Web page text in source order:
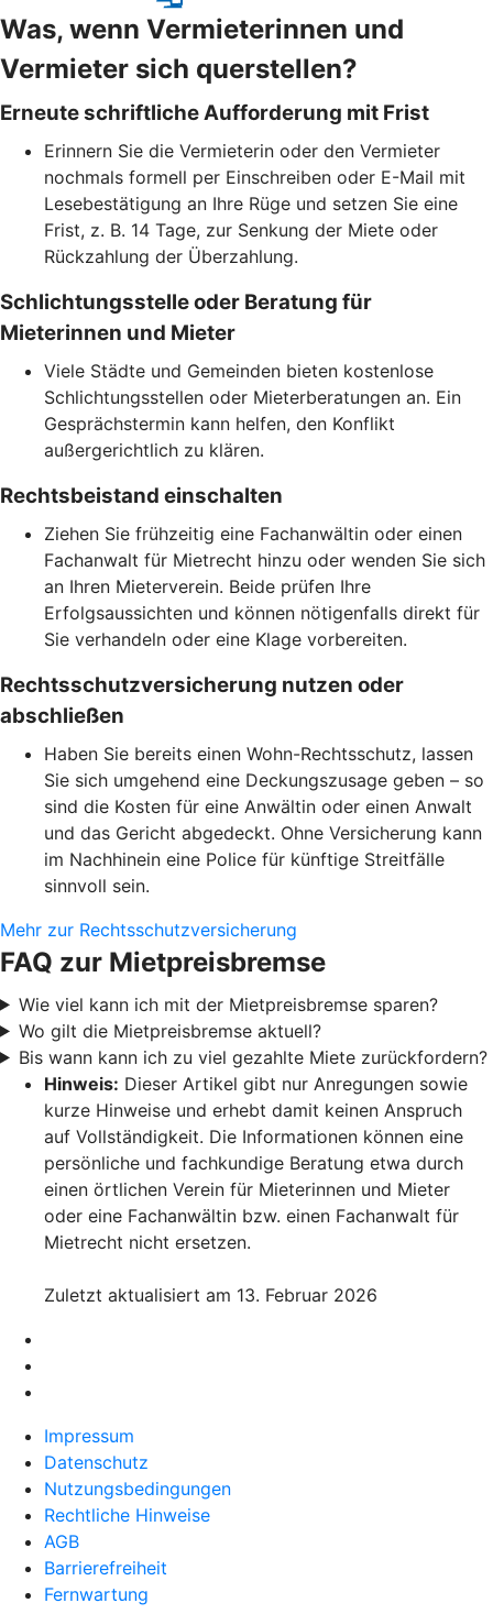
Was, wenn Vermieterinnen und
Vermieter sich querstellen?
Erneute schriftliche Aufforderung mit Frist
Erinnern Sie die Vermieterin oder den Vermieter
nochmals formell per Einschreiben oder E-Mail mit
Lesebestätigung an Ihre Rüge und setzen Sie eine
Frist, z. B. 14 Tage, zur Senkung der Miete oder
Rückzahlung der Überzahlung.
Schlichtungsstelle oder Beratung für
Mieterinnen und Mieter
Viele Städte und Gemeinden bieten kostenlose
Schlichtungsstellen oder Mieterberatungen an. Ein
Gesprächstermin kann helfen, den Konflikt
außergerichtlich zu klären.
Rechtsbeistand einschalten
Ziehen Sie frühzeitig eine Fachanwältin oder einen
Fachanwalt für Mietrecht hinzu oder wenden Sie sich
an Ihren Mieterverein. Beide prüfen Ihre
Erfolgsaussichten und können nötigenfalls direkt für
Sie verhandeln oder eine Klage vorbereiten.
Rechtsschutzversicherung nutzen oder
abschließen
Haben Sie bereits einen Wohn-Rechtsschutz, lassen
Sie sich umgehend eine Deckungszusage geben – so
sind die Kosten für eine Anwältin oder einen Anwalt
und das Gericht abgedeckt. Ohne Versicherung kann
im Nachhinein eine Police für künftige Streitfälle
sinnvoll sein.
Mehr zur Rechtsschutzversicherung
FAQ zur Mietpreisbremse
Wie viel kann ich mit der Mietpreisbremse sparen?
Wo gilt die Mietpreisbremse aktuell?
Bis wann kann ich zu viel gezahlte Miete zurückfordern?
Hinweis: Dieser Artikel gibt nur Anregungen sowie
kurze Hinweise und erhebt damit keinen Anspruch
auf Vollständigkeit. Die Informationen können eine
persönliche und fachkundige Beratung etwa durch
einen örtlichen Verein für Mieterinnen und Mieter
oder eine Fachanwältin bzw. einen Fachanwalt für
Mietrecht nicht ersetzen.
Zuletzt aktualisiert am 13. Februar 2026
Impressum
Datenschutz
Nutzungsbedingungen
Rechtliche Hinweise
AGB
Barrierefreiheit
Fernwartung